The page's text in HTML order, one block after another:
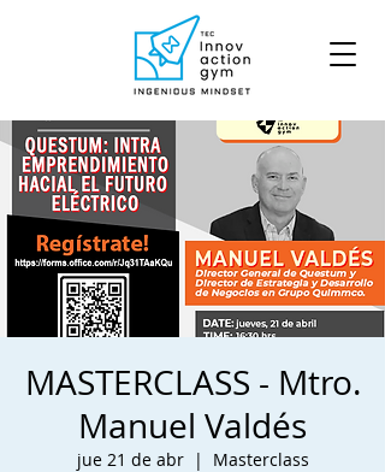
MASTERCLASS - Mtro.
Manuel Valdés
jue 21 de abr
  |
Masterclass